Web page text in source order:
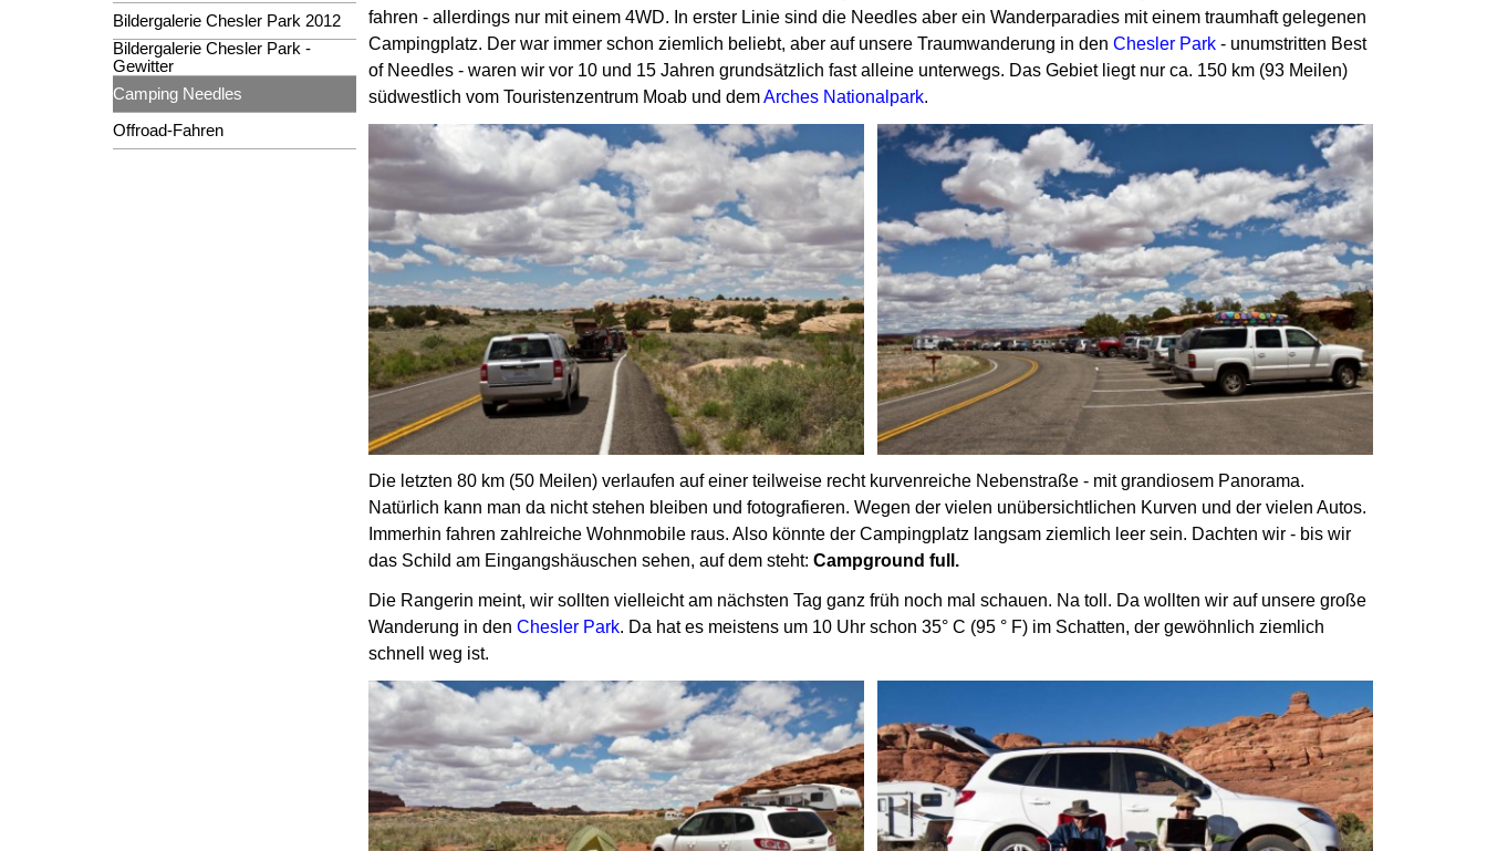
Bildergalerie Chesler Park 2012
Bildergalerie Chesler Park -
Gewitter
Camping Needles
Offroad-Fahren
fahren - allerdings nur mit einem 4WD. In erster Linie sind die Needles aber ein Wanderparadies mit einem traumhaft gelegenen
Campingplatz. Der war immer schon ziemlich beliebt, aber auf unsere Traumwanderung in denChesler Park - unumstritten Best
of Needles - waren wir vor 10 und 15 Jahren grundsätzlich fast alleine unterwegs. Das Gebiet liegt nur ca. 150 km (93 Meilen)
südwestlich vom Touristenzentrum Moab und demArches Nationalpark.
Die letzten 80 km (50 Meilen) verlaufen auf einer teilweise recht kurvenreiche Nebenstraße - mit grandiosem Panorama.
Natürlich kann man da nicht stehen bleiben und fotografieren.Wegen der vielen unübersichtlichen Kurven und der vielen Autos.
Immerhin fahren zahlreiche Wohnmobile raus. Also könnte der Campingplatz langsam ziemlich leer sein. Dachten wir - bis wir
das Schild am Eingangshäuschen sehen, auf dem steht:Campground full.
Die Rangerin meint, wir sollten vielleicht am nächsten Tag ganz früh noch mal schauen. Na toll. Da wollten wir auf unsere große
Wanderung in denChesler Park. Da hat es meistens um 10 Uhr schon 35° C (95 ° F) im Schatten, der gewöhnlich ziemlich
schnell weg ist.